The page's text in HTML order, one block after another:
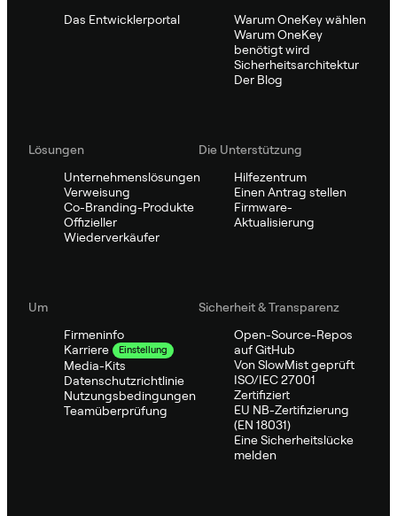
Das Entwicklerportal
Warum OneKey wählen
Warum OneKey
benötigt wird
Sicherheitsarchitektur
Der Blog
Lösungen
Unternehmenslösungen
Verweisung
Co-Branding-Produkte
Offizieller
Wiederverkäufer
Die Unterstützung
Hilfezentrum
Einen Antrag stellen
Firmware-
Aktualisierung
Um
Firmeninfo
Karriere
Einstellung
Media-Kits
Datenschutzrichtlinie
Nutzungsbedingungen
Teamüberprüfung
Sicherheit & Transparenz
Open-Source-Repos
auf GitHub
Von SlowMist geprüft
ISO/IEC 27001
Zertifiziert
EU NB-Zertifizierung
(EN 18031)
Eine Sicherheitslücke
melden